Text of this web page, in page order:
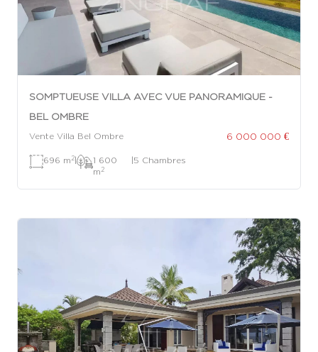
SOMPTUEUSE VILLA AVEC VUE PANORAMIQUE -
BEL OMBRE
Vente Villa Bel Ombre 6 000 000 €
696 m 2|
1 600
m 2
|5 Chambres